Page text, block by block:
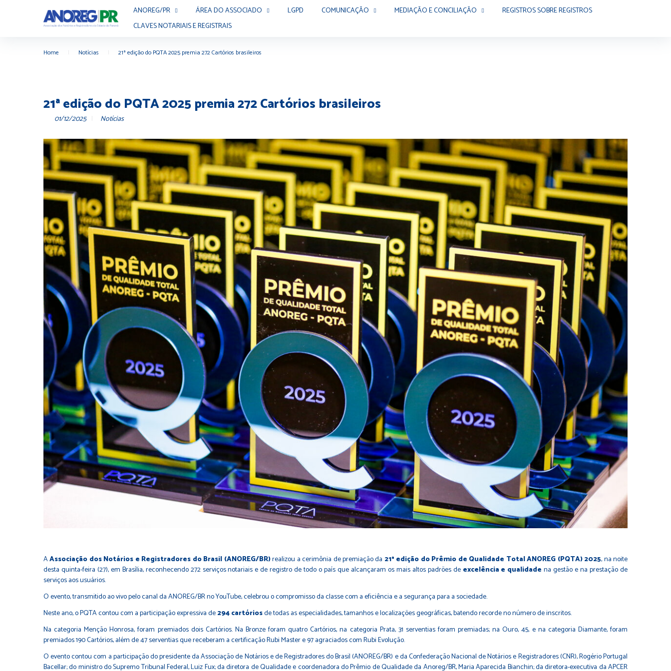
ANOREG/PR ÁREA DO ASSOCIADO LGPD COMUNICAÇÃO MEDIAÇÃO E CONCILIAÇÃO
REGISTROS SOBRE REGISTROS
CLAVES NOTARIAIS E REGISTRAIS
Home Notícias 21ª edição do PQTA 2025 premia 272 Cartórios brasileiros
21ª edição do PQTA 2025 premia 272 Cartórios brasileiros
01/12/2025 Notícias
AAssociação dos Notários e Registradores do Brasil (ANOREG/BR)realizou a cerimônia de premiação da 21ª edição do Prêmio de Qualidade Total ANOREG (PQTA) 2025, na noite
desta quinta-feira (27), em Brasília, reconhecendo 272 serviços notariais e de registro de todo o país que alcançaram os mais altos padrões de excelência e qualidade na gestão e na prestação de
serviços aos usuários.
O evento, transmitido ao vivo pelo canal da ANOREG/BR no YouTube, celebrou o compromisso da classe com a eficiência e a segurança para a sociedade.
Neste ano, o PQTA contou com a participação expressiva de294 cartóriosde todas as especialidades, tamanhos e localizações geográficas, batendo recorde no número de inscritos.
Na categoria Menção Honrosa, foram premiados dois Cartórios. Na Bronze foram quatro Cartórios, na categoria Prata, 31 serventias foram premiadas; na Ouro, 45, e na categoria Diamante, foram
premiados 190 Cartórios, além de 47 serventias que receberam a certificação Rubi Master e 97 agraciados com Rubi Evolução.
O evento contou com a participação do presidente da Associação de Notários e de Registradores do Brasil (ANOREG/BR) e da Confederação Nacional de Notários e Registradores (CNR), Rogério Portugal
Bacellar; do ministro do Supremo Tribunal Federal, Luiz Fux; da diretora de Qualidade e coordenadora do Prêmio de Qualidade da Anoreg/BR, Maria Aparecida Bianchin; da diretora-executiva da APCER